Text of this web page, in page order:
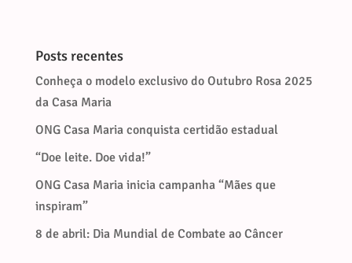
Posts recentes
Conheça o modelo exclusivo do Outubro Rosa 2025
da Casa Maria
ONG Casa Maria conquista certidão estadual
“Doe leite. Doe vida!”
ONG Casa Maria inicia campanha “Mães que
inspiram”
8 de abril: Dia Mundial de Combate ao Câncer